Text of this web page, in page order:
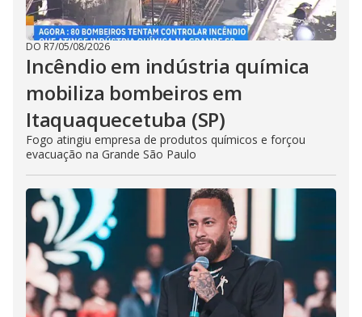
DO R7/05/08/2026
Incêndio em indústria química
mobiliza bombeiros em
Itaquaquecetuba (SP)
Fogo atingiu empresa de produtos químicos e forçou
evacuação na Grande São Paulo